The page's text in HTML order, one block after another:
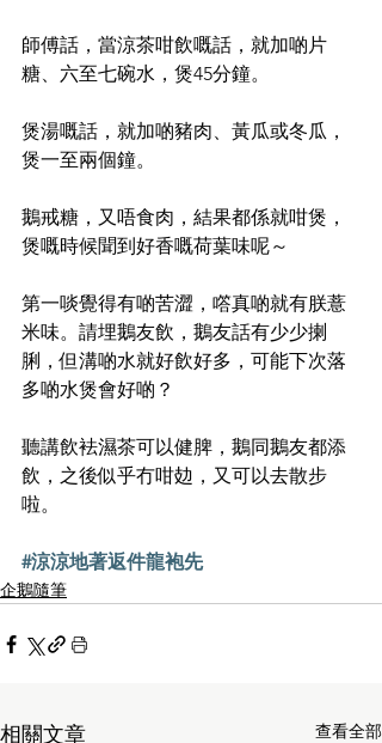
師傅話，當涼茶咁飲嘅話，就加啲片
糖、六至七碗水，煲45分鐘。
煲湯嘅話，就加啲豬肉、黃瓜或冬瓜，
煲一至兩個鐘。
鵝戒糖，又唔食肉，結果都係就咁煲，
煲嘅時候聞到好香嘅荷葉味呢～
第一啖覺得有啲苦澀，㗳真啲就有朕薏
米味。請埋鵝友飲，鵝友話有少少揦
脷，但溝啲水就好飲好多，可能下次落
多啲水煲會好啲？
聽講飲袪濕茶可以健脾，鵝同鵝友都添
飲，之後似乎冇咁攰，又可以去散步
啦。
#涼涼地著返件龍袍先
企鵝隨筆
相關文章 查看全部